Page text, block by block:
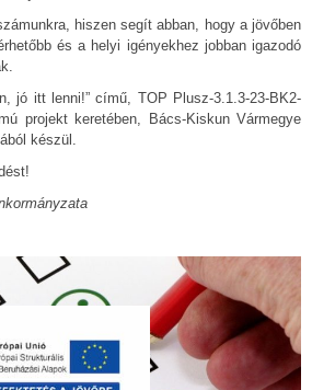
hiszen segít abban, hogy a jövőben
és a helyi igényekhez jobban igazodó
jó itt lenni!” című, TOP Plusz-3.1.3-23-BK2-
projekt keretében, Bács-Kiskun Vármegye
készül.